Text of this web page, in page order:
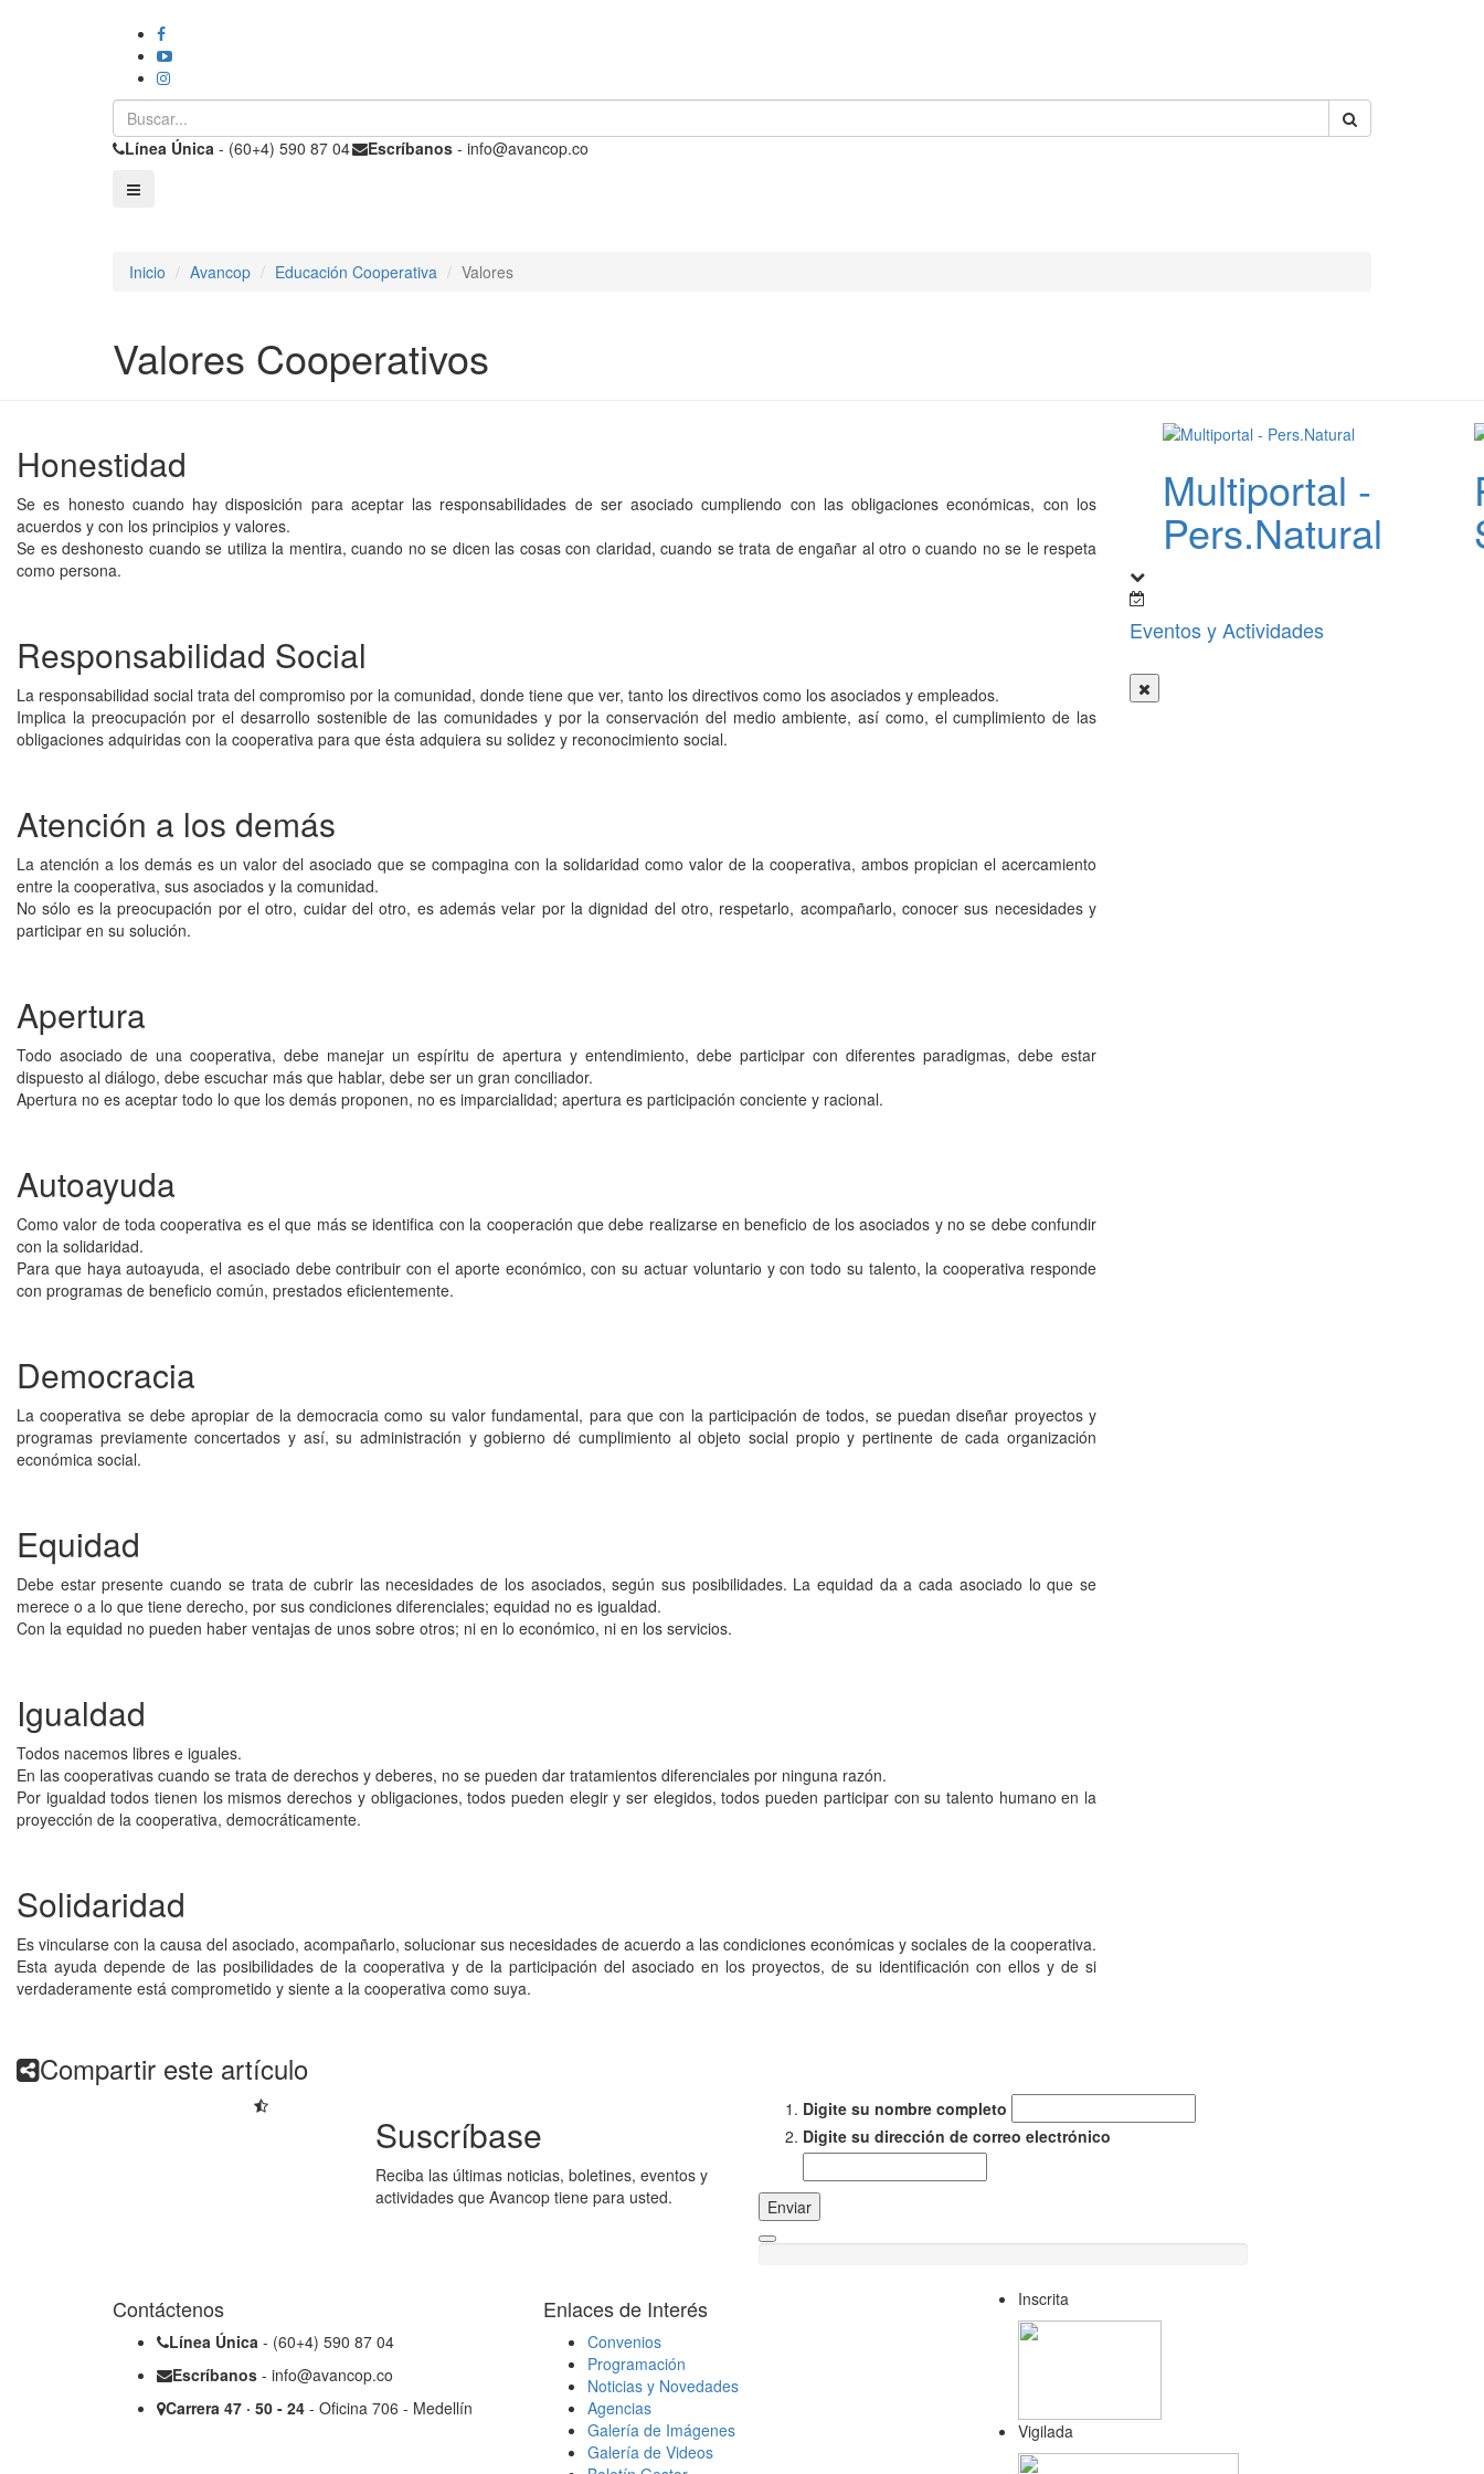
Línea Única - (60+4) 590 87 04 Escríbanos - info@avancop.co
Inicio Avancop Educación Cooperativa Valores
Valores Cooperativos
Honestidad
Se es honesto cuando hay disposición para aceptar las responsabilidades de ser asociado cumpliendo con las obligaciones económicas, con los
acuerdos y con los principios y valores.
Se es deshonesto cuando se utiliza la mentira, cuando no se dicen las cosas con claridad, cuando se trata de engañar al otro o cuando no se le respeta
como persona.
Responsabilidad Social
La responsabilidad social trata del compromiso por la comunidad, donde tiene que ver, tanto los directivos como los asociados y empleados.
Implica la preocupación por el desarrollo sostenible de las comunidades y por la conservación del medio ambiente, así como, el cumplimiento de las
obligaciones adquiridas con la cooperativa para que ésta adquiera su solidez y reconocimiento social.
Atención a los demás
La atención a los demás es un valor del asociado que se compagina con la solidaridad como valor de la cooperativa, ambos propician el acercamiento
entre la cooperativa, sus asociados y la comunidad.
No sólo es la preocupación por el otro, cuidar del otro, es además velar por la dignidad del otro, respetarlo, acompañarlo, conocer sus necesidades y
participar en su solución.
Apertura
Todo asociado de una cooperativa, debe manejar un espíritu de apertura y entendimiento, debe participar con diferentes paradigmas, debe estar
dispuesto al diálogo, debe escuchar más que hablar, debe ser un gran conciliador.
Apertura no es aceptar todo lo que los demás proponen, no es imparcialidad; apertura es participación conciente y racional.
Autoayuda
Como valor de toda cooperativa es el que más se identifica con la cooperación que debe realizarse en beneficio de los asociados y no se debe confundir
con la solidaridad.
Para que haya autoayuda, el asociado debe contribuir con el aporte económico, con su actuar voluntario y con todo su talento, la cooperativa responde
con programas de beneficio común, prestados eficientemente.
Democracia
La cooperativa se debe apropiar de la democracia como su valor fundamental, para que con la participación de todos, se puedan diseñar proyectos y
programas previamente concertados y así, su administración y gobierno dé cumplimiento al objeto social propio y pertinente de cada organización
económica social.
Equidad
Debe estar presente cuando se trata de cubrir las necesidades de los asociados, según sus posibilidades. La equidad da a cada asociado lo que se
merece o a lo que tiene derecho, por sus condiciones diferenciales; equidad no es igualdad.
Con la equidad no pueden haber ventajas de unos sobre otros; ni en lo económico, ni en los servicios.
Igualdad
Todos nacemos libres e iguales.
En las cooperativas cuando se trata de derechos y deberes, no se pueden dar tratamientos diferenciales por ninguna razón.
Por igualdad todos tienen los mismos derechos y obligaciones, todos pueden elegir y ser elegidos, todos pueden participar con su talento humano en la
proyección de la cooperativa, democráticamente.
Solidaridad
Es vincularse con la causa del asociado, acompañarlo, solucionar sus necesidades de acuerdo a las condiciones económicas y sociales de la cooperativa.
Esta ayuda depende de las posibilidades de la cooperativa y de la participación del asociado en los proyectos, de su identificación con ellos y de si
verdaderamente está comprometido y siente a la cooperativa como suya.
Compartir este artículo
Multiportal -
Pers.Natural
Eventos y Actividades
Suscríbase
Reciba las últimas noticias, boletines, eventos y
actividades que Avancop tiene para usted.
Digite su nombre completo
Digite su dirección de correo electrónico
Enviar
Contáctenos
Línea Única - (60+4) 590 87 04
Escríbanos - info@avancop.co
Carrera 47 · 50 - 24 - Oficina 706 - Medellín
Enlaces de Interés
Convenios
Programación
Noticias y Novedades
Agencias
Galería de Imágenes
Galería de Videos
Inscrita
Vigilada